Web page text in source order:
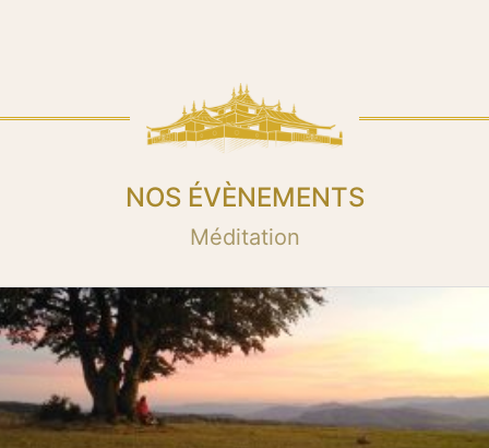
NOS ÉVÈNEMENTS
Méditation